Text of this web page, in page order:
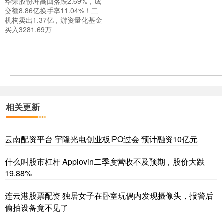
交额8.86亿换手率11.04%！二
机构卖出1.37亿，游资量化基金
买入3281.69万
相关更新
云南配资平台 宇隆光电创业板IPO过会 预计融资10亿元
什么叫股市杠杆 Applovin二季度营收不及预期，股价大跌
19.88%
连云港股票配资 独居女子在卧室玩偶内发现摄像头，报警后
偷拍设备竟不见了